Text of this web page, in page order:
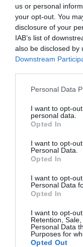
us or personal
your opt-out. You
disclosure of your
IAB’s list of
also be disclosed by
Downstream
Personal Data
I want to opt-
personal data.
Opted In
I want to opt-
Personal Data.
Opted In
I want to opt-
Personal Data
Opted In
I want to opt-
Retention,
Personal Data
Purposes for
Opted Out